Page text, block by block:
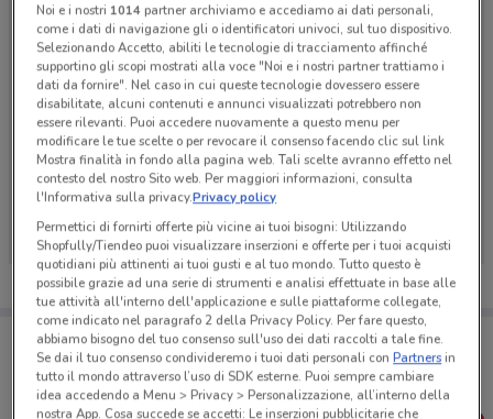
Ci dispiace, al momento non abbiamo pubblicato
volantini nella tua zona. Riprova più tardi.
Porta DoveConviene sempre con te!
Puoi trovare le migliori offerte dei negozi vicino a te,
salvarle e creare la tua lista del risparmio, comodamente
dal tuo cellulare.
Noi e i nostri 1014partner archiviamo e accediamo ai dati personali,
come i dati di navigazione gli o identificatori univoci, sul tuo dispositivo.
Selezionando Accetto, abiliti le tecnologie di tracciamento affinché
supportino gli scopi mostrati alla voce "Noi e i nostri partner trattiamo i
dati da fornire". Nel caso in cui queste tecnologie dovessero essere
disabilitate, alcuni contenuti e annunci visualizzati potrebbero non
essere rilevanti. Puoi accedere nuovamente a questo menu per
modificare le tue scelte o per revocare il consenso facendo clic sul link
Mostra finalità in fondo alla pagina web. Tali scelte avranno effetto nel
contesto del nostro Sito web. Per maggiori informazioni, consulta
l'Informativa sulla privacy.Privacy policy
Permettici di fornirti offerte più vicine ai tuoi bisogni: Utilizzando
Shopfully/Tiendeo puoi visualizzare inserzioni e offerte per i tuoi acquisti
quotidiani più attinenti ai tuoi gusti e al tuo mondo. Tutto questo è
possibile grazie ad una serie di strumenti e analisi effettuate in base alle
tue attività all'interno dell'applicazione e sulle piattaforme collegate,
come indicato nel paragrafo 2 della Privacy Policy. Per fare questo,
abbiamo bisogno del tuo consenso sull'uso dei dati raccolti a tale fine.
Se dai il tuo consenso condivideremo i tuoi dati personali conPartnersin
tutto il mondo attraverso l’uso di SDK esterne. Puoi sempre cambiare
idea accedendo a Menu > Privacy > Personalizzazione, all’interno della
nostra App. Cosa succede se accetti: Le inserzioni pubblicitarie che